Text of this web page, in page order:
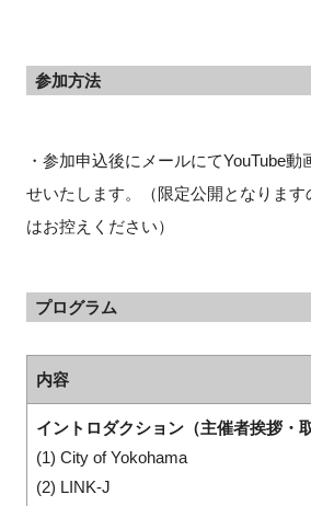
参加方法
・参加申込後にメールにてYouTube動
せいたします。（限定公開となりま
はお控えください）
プログラム
内容
イントロダクション（主催者挨拶・
(1) City of Yokohama
(2) LINK-J